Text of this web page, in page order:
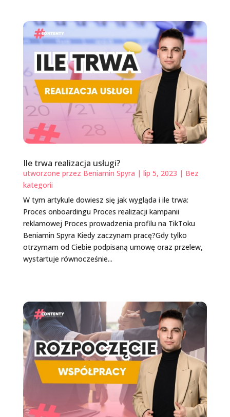
Ile trwa realizacja usługi?
utworzone przez Beniamin Spyra | lip 5, 2023 | Bez
kategorii
W tym artykule dowiesz się jak wygląda i ile trwa:
Proces onboardingu Proces realizacji kampanii
reklamowej Proces prowadzenia profilu na TikToku
Beniamin Spyra Kiedy zaczynam pracę?Gdy tylko
otrzymam od Ciebie podpisaną umowę oraz przelew,
wystartuje równocześnie...